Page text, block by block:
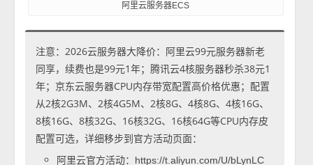
阿里云服务器ECS
注意：2026云服务器大降价：阿里云99元服务器新老
同享，续费也是99元1年；腾讯云4核服务器秒杀38元1
年；京东云服务器CPU内存带宽配置高价格优惠；配置
从2核2G3M、2核4G5M、2核8G、4核8G、4核16G、
8核16G、8核32G、16核32G、16核64G等CPU内存皮
配置可选，详细移步到官方活动页面：
阿里云官方活动：
https://t.aliyun.com/U/bLynLC